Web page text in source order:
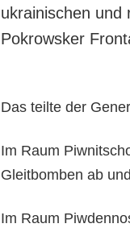
ukrainischen
Pokrowsker
Das teilte der
Im Raum
Gleitbomben ab
Im Raum